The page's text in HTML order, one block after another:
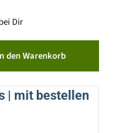
Dir
den Warenkorb
| mit bestellen